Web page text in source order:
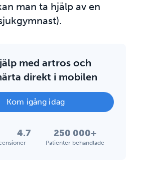
man ta hjälp av en
med artros och
direkt i mobilen
Kom igång idag
4.7 250 000+
Patienter behandlade